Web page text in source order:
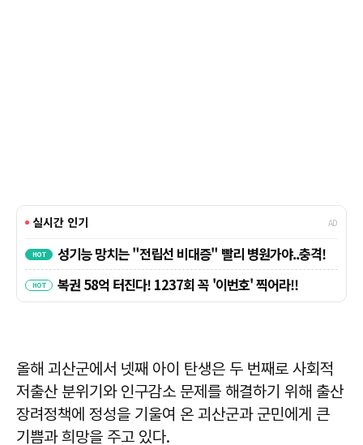
올해 괴산군에서 넷째 아이 탄생은 두 번째로 사회적
저출산 분위기와 인구감소 문제를 해결하기 위해 출산
장려정책에 정성을 기울여 온 괴산군과 군민에게 큰
기쁨과 희망을 주고 있다.